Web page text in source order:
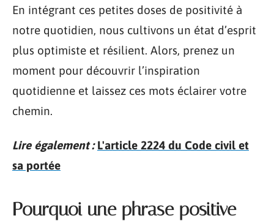
En intégrant ces petites doses de positivité à
notre quotidien, nous cultivons un état d’esprit
plus optimiste et résilient. Alors, prenez un
moment pour découvrir l’inspiration
quotidienne et laissez ces mots éclairer votre
chemin.
Lire également : L'article 2224 du Code civil et
sa portée
Pourquoi une phrase positive